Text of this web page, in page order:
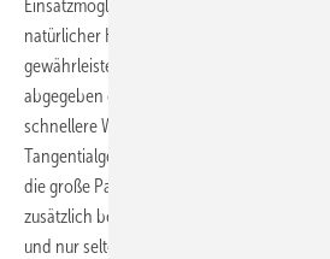
Einsatzmöglichkeiten zusätzlich. Blackbox
natürlicher Konvektion, um höchste
gewährleisten. Die Warmluft kann über das
abgegeben oder nach oben geführt
schnellere Wärmeverteilung wünschen, ist
Tangentialgebläsen erhältlich. Die
die große Panoramascheibe und den
zusätzlich betont. Die Wartung wurde so
und nur selten erforderlich ist. Der